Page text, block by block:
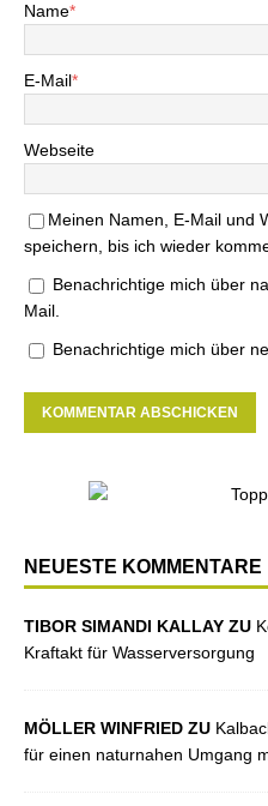
Name*
E-Mail*
Webseite
Meinen Namen, E-Mail und
speichern, bis ich wieder
Benachrichtige mich über
Mail.
Benachrichtige mich über
NEUESTE KOMMENTARE
TIBOR SIMANDI KALLAY ZU
Kraftakt für Wasserversorgung
MÖLLER WINFRIED ZU
für einen naturnahen Umgang